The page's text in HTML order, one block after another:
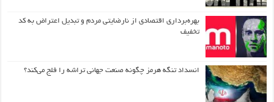
بهره‌برداری اقتصادی از نارضایتی مردم و تبدیل اعتراض به کد
تخفیف
انسداد تنگه هرمز چگونه صنعت جهانی تراشه را فلج می‌کند؟